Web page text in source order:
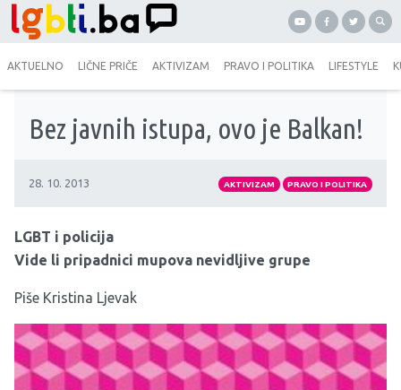
AKTUELNO LIČNE PRIČE AKTIVIZAM PRAVO I POLITIKA LIFESTYLE
Bez javnih istupa, ovo je Balkan!
28. 10. 2013 AKTIVIZAM PRAVO I POLITIKA
LGBT i policija
Vide li pripadnici mupova nevidljive grupe
Piše Kristina Ljevak